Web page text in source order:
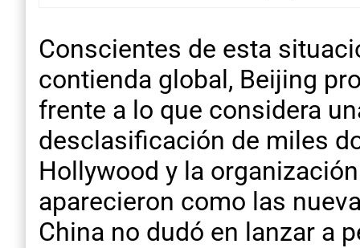
Conscientes de esta
contienda global, Beijing
frente a lo que considera
desclasificación de miles
Hollywood y la
aparecieron como las
China no dudó en lanzar a